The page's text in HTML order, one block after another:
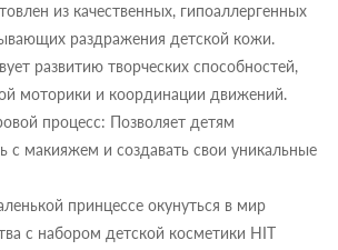
из качественных, гипоаллергенных
раздражения детской кожи.
развитию творческих способностей,
моторики и координации движений.
процесс: Позволяет детям
с макияжем и создавать свои уникальные
принцессе окунуться в мир
с набором детской косметики HIT